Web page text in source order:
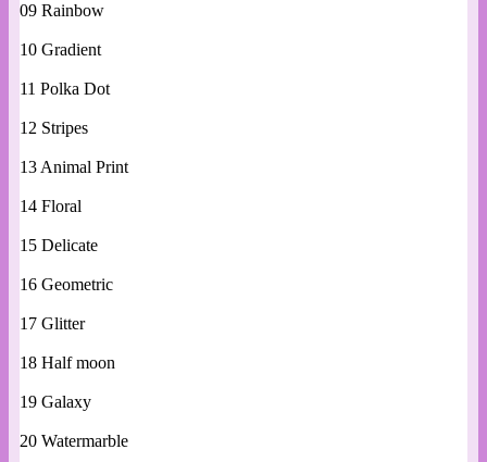
09 Rainbow
10 Gradient
11 Polka Dot
12 Stripes
13 Animal Print
14 Floral
15 Delicate
16 Geometric
17 Glitter
18 Half moon
19 Galaxy
20 Watermarble